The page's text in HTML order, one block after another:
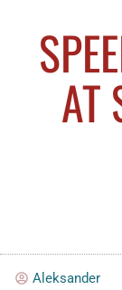
AT
Aleksander